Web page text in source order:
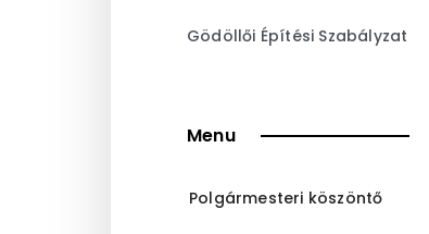
Gödöllői Építési Szabályzat
Menu
Polgármesteri köszöntő